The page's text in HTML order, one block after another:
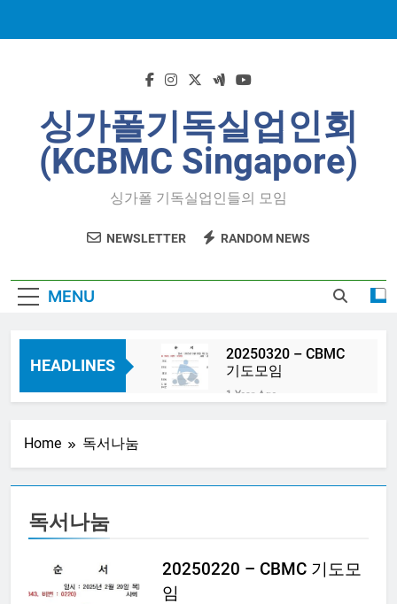
싱가폴기독실업인회
(KCBMC Singapore)
싱가폴 기독실업인들의 모임
NEWSLETTER RANDOM NEWS
MENU
HEADLINES
20250320 – CBMC
기도모임
1 Year Ago
기도모임
1 Year Ago
Home 독서나눔
독서나눔
20250220 – CBMC 기도모
임